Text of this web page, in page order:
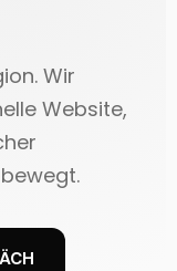
Wir
Website,